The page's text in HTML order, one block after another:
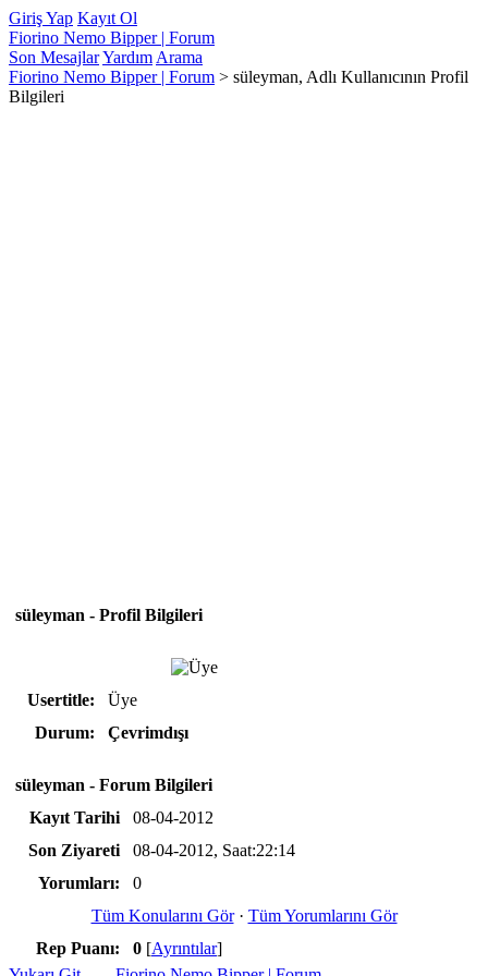
Giriş Yap Kayıt Ol
Fiorino Nemo Bipper | Forum
Son MesajlarYardım Arama
Fiorino Nemo Bipper | Forum > süleyman, Adlı Kullanıcının Profil
Bilgileri
süleyman - Profil Bilgileri
Usertitle:
Üye
Durum:
Çevrimdışı
süleyman - Forum Bilgileri
Kayıt Tarihi
08-04-2012
Son Ziyareti
08-04-2012, Saat:22:14
Yorumları:
0
Tüm Konularını Gör· Tüm Yorumlarını Gör
Rep Puanı:
0 [Ayrıntılar]